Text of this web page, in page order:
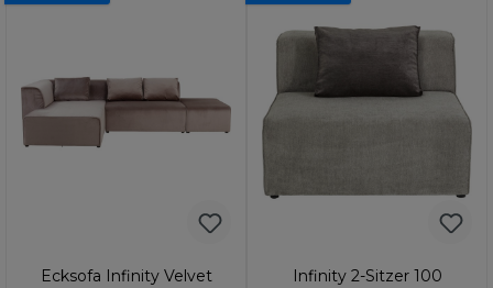
Ecksofa Infinity Velvet
Infinity 2-Sitzer 100